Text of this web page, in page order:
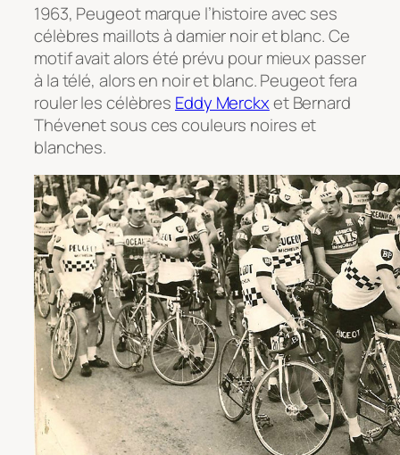
1963, Peugeot marque l’histoire avec ses
célèbres maillots à damier noir et blanc. Ce
motif avait alors été prévu pour mieux passer
à la télé, alors en noir et blanc. Peugeot fera
rouler les célèbres Eddy Merckxet Bernard
Thévenet sous ces couleurs noires et
blanches.